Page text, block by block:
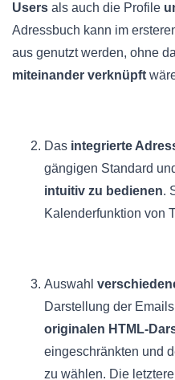
Users als auch die Profile
Adressbuch kann im
aus genutzt werden, ohne
miteinander verknüpft
Das integrierte
gängigen Standard
intuitiv zu bedienen.
Kalenderfunktion von
Auswahl
Darstellung der
originalen HTML-
eingeschränkten und
zu wählen. Die